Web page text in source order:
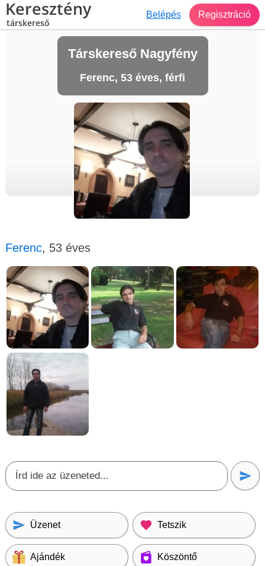
Keresztény
társkereső
Belépés Regisztráció
Társkereső Nagyfény
Ferenc, 53 éves, férfi
Ferenc, 53 éves
Üzenet Tetszik
Ajándék Köszöntő